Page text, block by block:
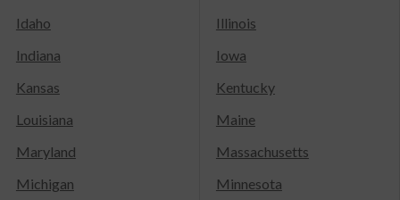
Idaho
Illinois
Indiana
Iowa
Kansas
Kentucky
Louisiana
Maine
Maryland
Massachusetts
Michigan
Minnesota